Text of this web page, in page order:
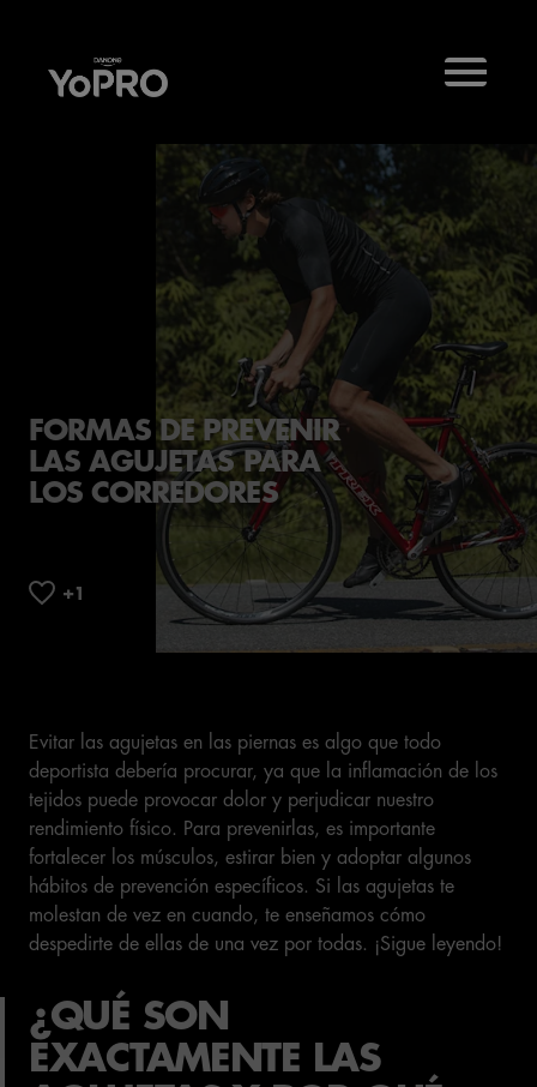
FORMAS DE PREVENIR
LAS AGUJETAS PARA
LOS CORREDORES
Evitar las agujetas en las piernas es algo que todo
deportista debería procurar, ya que la inflamación de los
tejidos puede provocar dolor y perjudicar nuestro
rendimiento físico. Para prevenirlas, es importante
fortalecer los músculos, estirar bien y adoptar algunos
hábitos de prevención específicos. Si las agujetas te
molestan de vez en cuando, te enseñamos cómo
despedirte de ellas de una vez por todas. ¡Sigue leyendo!
¿QUÉ SON
EXACTAMENTE LAS